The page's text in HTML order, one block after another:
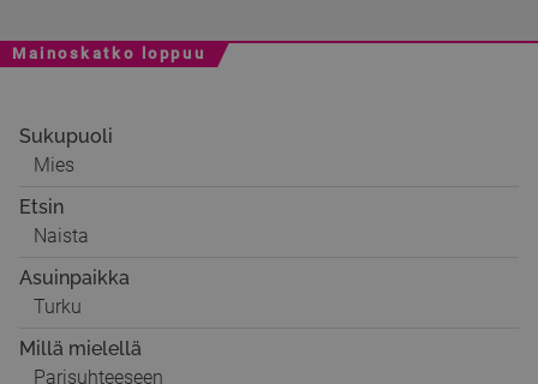
Mainoskatko loppuu
Sukupuoli
Mies
Etsin
Naista
Asuinpaikka
Turku
Millä mielellä
Parisuhteeseen